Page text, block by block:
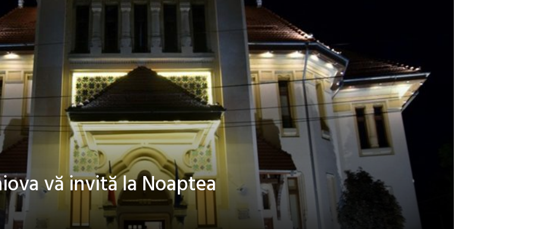
vă invită la Noaptea